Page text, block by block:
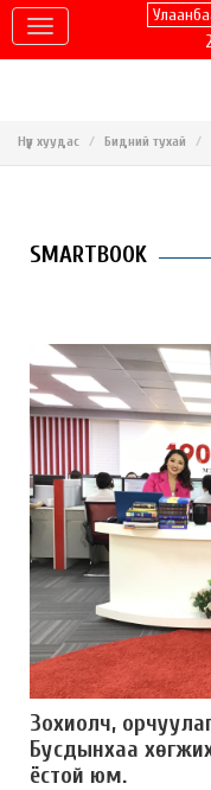
Нүүр хуудас Бидний тухай
SMARTBOOK
Зохиолч,
Бусдынхаа
ёстой юм.